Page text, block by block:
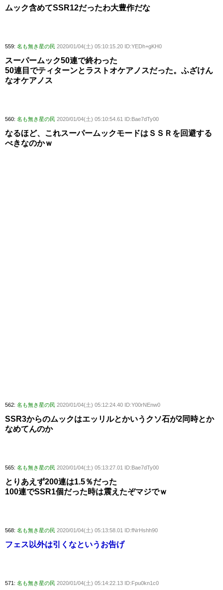
ムック含めてSSR12だったわ大豊作だな
559: 名も無き星の民 2020/01/04(土) 05:10:15.20 ID:YEDh+gKH0
スーパームック50連で終わった
50連目でティターンとラストオケアノスだった。ふざけん
なオケアノス
560: 名も無き星の民 2020/01/04(土) 05:10:54.61 ID:Bae7dTy00
なるほど、これスーパームックモードはＳＳＲを回避する
べきなのかｗ
562: 名も無き星の民 2020/01/04(土) 05:12:24.40 ID:Y00rNEnw0
SSR3からのムックはエッリルとかいうクソ石が2同時とか
なめてんのか
565: 名も無き星の民 2020/01/04(土) 05:13:27.01 ID:Bae7dTy00
とりあえず200連は1.5％だった
100連でSSR1個だった時は震えたぞマジでｗ
568: 名も無き星の民 2020/01/04(土) 05:13:58.01 ID:fNrHshh90
フェス以外は引くなというお告げ
571: 名も無き星の民 2020/01/04(土) 05:14:22.13 ID:Fpu0kn1c0